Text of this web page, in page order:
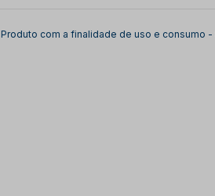
Produto com a finalidade de uso e consumo -